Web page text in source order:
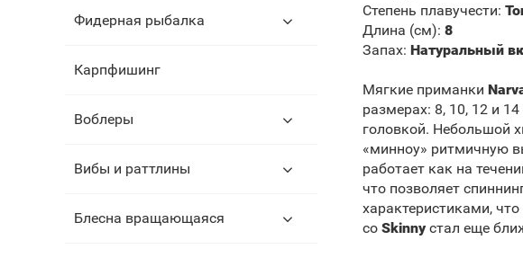
Степень плавучести:
Длина (см): 8
Запах: Натуральный
Мягкие приманки
размерах: 8, 10, 12 и
головкой. Небольшой
«минноу» ритмичную
работает как на
что позволяет
характеристиками,
со Skinnyстал еще
Фидерная рыбалка
Карпфишинг
Воблеры
Вибы и раттлины
Блесна вращающаяся